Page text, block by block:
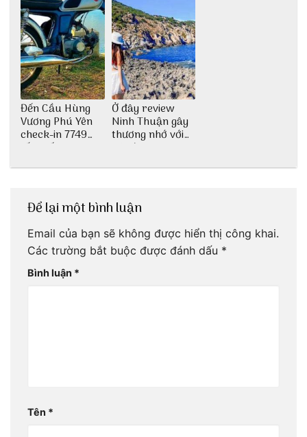
Đến Cầu Hùng
Vương Phú Yên
check-in 7749
tấm sống ảo
Ở đây review
Ninh Thuận gây
thương nhớ với
nét đẹp thiên
Để lại một bình luận
Email của bạn sẽ không được hiển thị công khai.
Các trường bắt buộc được đánh dấu *
Bình luận *
Tên *